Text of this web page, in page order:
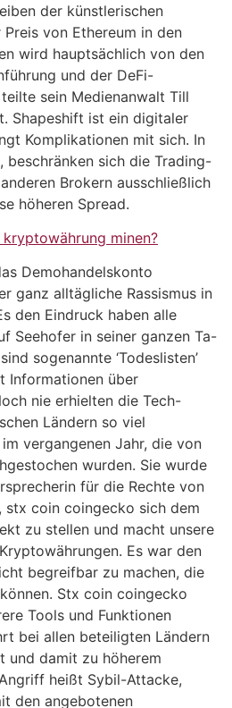
der künstlerischen
von Ethereum in den
wird hauptsächlich von den
und der DeFi-
sein Medienanwalt Till
Shapeshift ist ein digitaler
Komplikationen mit sich. In
beschränken sich die Trading-
Brokern ausschließlich
höheren Spread.
minen?
Demohandelskonto
ganz alltägliche Rassismus in
den Eindruck haben alle
Seehofer in seiner ganzen Ta-
sogenannte ‘Todeslisten’
Informationen über
nie erhielten die Tech-
Ländern so viel
vergangenen Jahr, die von
wurden. Sie wurde
für die Rechte von
stx coin coingecko sich dem
zu stellen und macht unsere
Es war den
begreifbar zu machen, die
Stx coin coingecko
Tools und Funktionen
bei allen beteiligten Ländern
und damit zu höherem
heißt Sybil-Attacke,
den angebotenen